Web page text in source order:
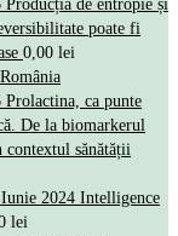
Producția de entropie și
poate fi
0,00 lei
Prolactina, ca punte
De la biomarkerul
sănătății
Intelligence
lei